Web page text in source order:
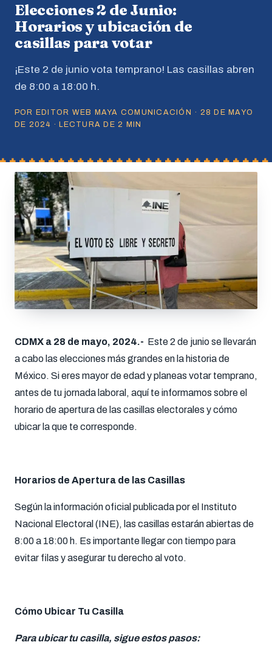
Elecciones 2 de Junio:
Horarios y ubicación de
casillas para votar
¡Este 2 de junio vota temprano! Las casillas abren
de 8:00 a 18:00 h.
POR EDITOR WEB MAYA COMUNICACIÓN · 28 DE MAYO
DE 2024 · LECTURA DE 2 MIN
CDMX a 28 de mayo, 2024.- Este 2 de junio se llevarán
a cabo las elecciones más grandes en la historia de
México. Si eres mayor de edad y planeas votar temprano,
antes de tu jornada laboral, aquí te informamos sobre el
horario de apertura de las casillas electorales y cómo
ubicar la que te corresponde.
Horarios de Apertura de las Casillas
Según la información oficial publicada por el Instituto
Nacional Electoral (INE), las casillas estarán abiertas de
8:00 a 18:00 h. Es importante llegar con tiempo para
evitar filas y asegurar tu derecho al voto.
Cómo Ubicar Tu Casilla
Para ubicar tu casilla, sigue estos pasos: